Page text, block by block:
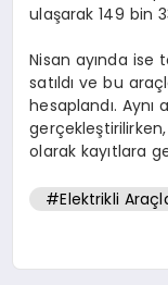
ulaşarak 149 bin
Nisan ayında ise
satıldı ve bu
hesaplandı.
olarak kayıtlara
#Elektrikli